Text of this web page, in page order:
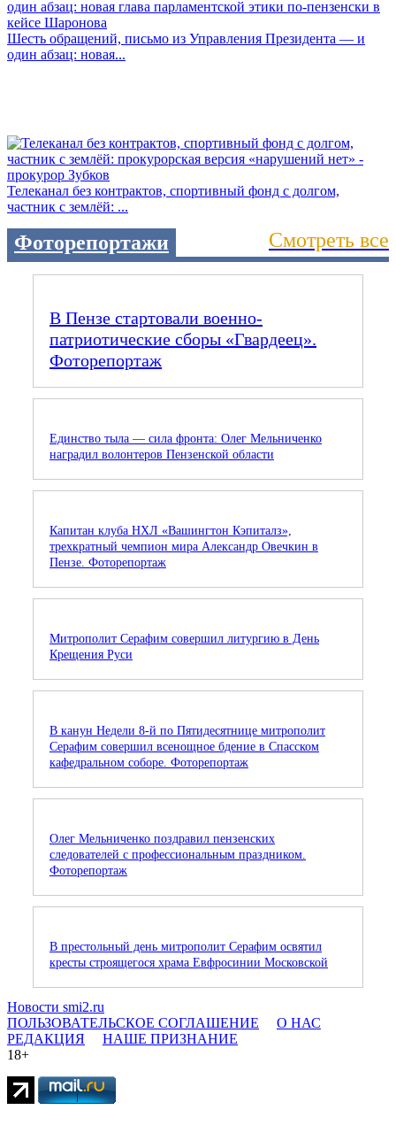
Шесть обращений, письмо из Управления Президента — и
один абзац: новая...
Телеканал без контрактов, спортивный фонд с долгом,
частник с землёй: ...
Фоторепортажи Смотреть все
В Пензе стартовали военно-
патриотические сборы «Гвардеец».
Фоторепортаж
Единство тыла — сила фронта: Олег Мельниченко
наградил волонтеров Пензенской области
Капитан клуба НХЛ «Вашингтон Кэпиталз»,
трехкратный чемпион мира Александр Овечкин в
Пензе. Фоторепортаж
Митрополит Серафим совершил литургию в День
Крещения Руси
В канун Недели 8-й по Пятидесятнице митрополит
Серафим совершил всенощное бдение в Спасском
кафедральном соборе. Фоторепортаж
Олег Мельниченко поздравил пензенских
следователей с профессиональным праздником.
Фоторепортаж
В престольный день митрополит Серафим освятил
кресты строящегося храма Евфросинии Московской
Новости smi2.ru
ПОЛЬЗОВАТЕЛЬСКОЕ СОГЛАШЕНИЕ
О НАС
РЕДАКЦИЯ
НАШЕ ПРИЗНАНИЕ
18+